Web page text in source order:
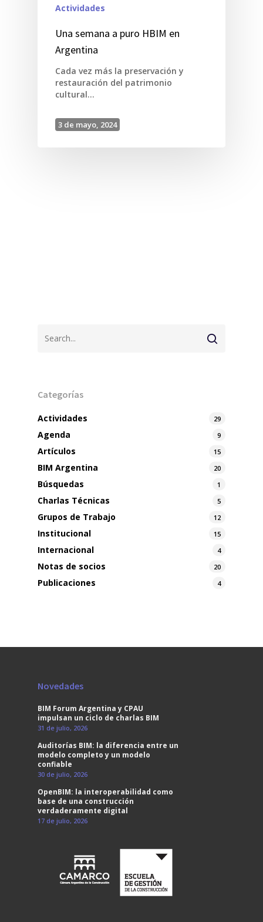
Actividades
Una semana a puro HBIM en
Argentina
Cada vez más la preservación y
restauración del patrimonio
cultural…
3 de mayo, 2024
Categorías
Actividades 29
Agenda 9
Artículos 15
BIM Argentina 20
Búsquedas 1
Charlas Técnicas 5
Grupos de Trabajo 12
Institucional 15
Internacional 4
Notas de socios 20
Publicaciones 4
Novedades
BIM Forum Argentina y CPAU
impulsan un ciclo de charlas BIM
31 de julio, 2026
Auditorías BIM: la diferencia entre un
modelo completo y un modelo
confiable
30 de julio, 2026
OpenBIM: la interoperabilidad como
base de una construcción
verdaderamente digital
17 de julio, 2026